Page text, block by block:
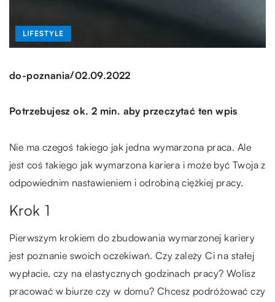
LIFESTYLE
do-poznania/02.09.2022
Potrzebujesz ok. 2 min. aby przeczytać ten wpis
Nie ma czegoś takiego jak jedna wymarzona praca. Ale
jest coś takiego jak wymarzona kariera i może być Twoja z
odpowiednim nastawieniem i odrobiną ciężkiej pracy.
Krok 1
Pierwszym krokiem do zbudowania wymarzonej kariery
jest poznanie swoich oczekiwań. Czy zależy Ci na stałej
wypłacie, czy na elastycznych godzinach pracy? Wolisz
pracować w biurze czy w domu? Chcesz podróżować czy